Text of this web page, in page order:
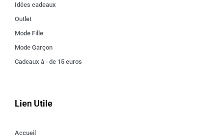
Idées cadeaux
Outlet
Mode Fille
Mode Garçon
Cadeaux à - de 15 euros
Lien Utile
Accueil